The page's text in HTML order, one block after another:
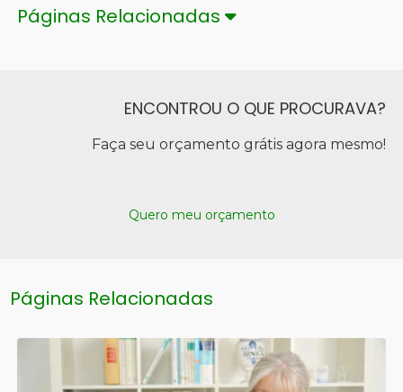
Páginas Relacionadas
ENCONTROU O QUE PROCURAVA?
Faça seu orçamento grátis agora mesmo!
Quero meu orçamento
Páginas Relacionadas